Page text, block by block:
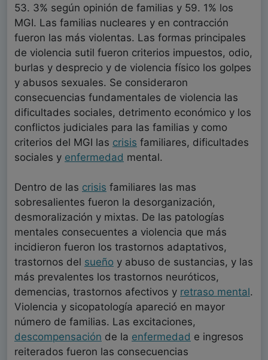
53. 3% según opinión de familias y 59. 1% los
MGI. Las familias nucleares y en contracción
fueron las más violentas. Las formas principales
de violencia sutil fueron criterios impuestos, odio,
burlas y desprecio y de violencia físico los golpes
y abusos sexuales. Se consideraron
consecuencias fundamentales de violencia las
dificultades sociales, detrimento económico y los
conflictos judiciales para las familias y como
criterios del MGI las crisis familiares, dificultades
sociales y enfermedad mental.
Dentro de las crisis familiares las mas
sobresalientes fueron la desorganización,
desmoralización y mixtas. De las patologías
mentales consecuentes a violencia que más
incidieron fueron los trastornos adaptativos,
trastornos del sueño y abuso de sustancias, y las
más prevalentes los trastornos neuróticos,
demencias, trastornos afectivos y retraso mental.
Violencia y sicopatología apareció en mayor
número de familias. Las excitaciones,
descompensación de la enfermedad e ingresos
reiterados fueron las consecuencias